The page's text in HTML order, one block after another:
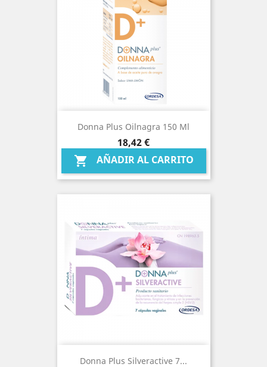
Donna Plus Oilnagra 150 Ml
Precio
18,42 €
 AÑADIR AL CARRITO
Donna Plus Silveractive 7...